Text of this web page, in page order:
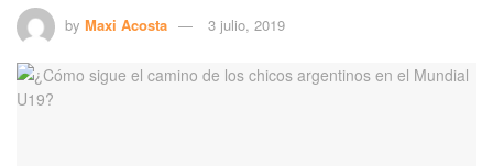
by Maxi Acosta 3 julio, 2019